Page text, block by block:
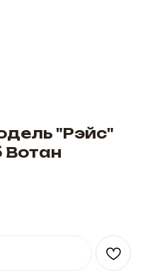
"Рэйс"
Вотан